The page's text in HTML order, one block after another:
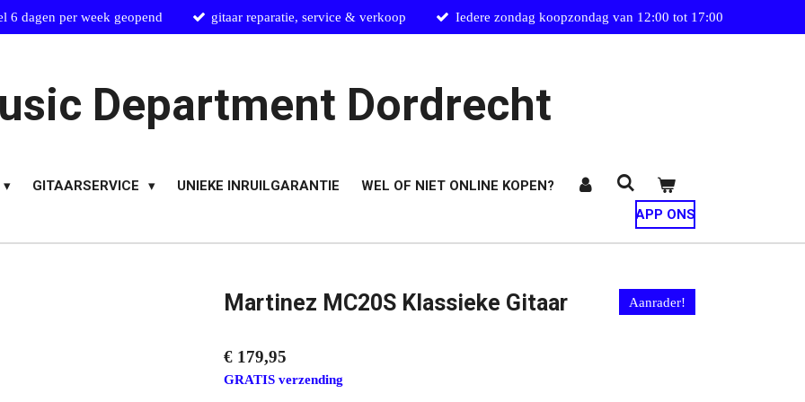
6 dagen per week geopend gitaar reparatie, service & verkoop Iedere zondag koopzondag van 12:00 tot 17:00
Department Dordrecht
GITAARSERVICE UNIEKE INRUILGARANTIE
WEL OF NIET ONLINE KOPEN?
APP ONS
Martinez MC20S Klassieke Gitaar Aanrader!
€ 179,95
GRATIS verzending